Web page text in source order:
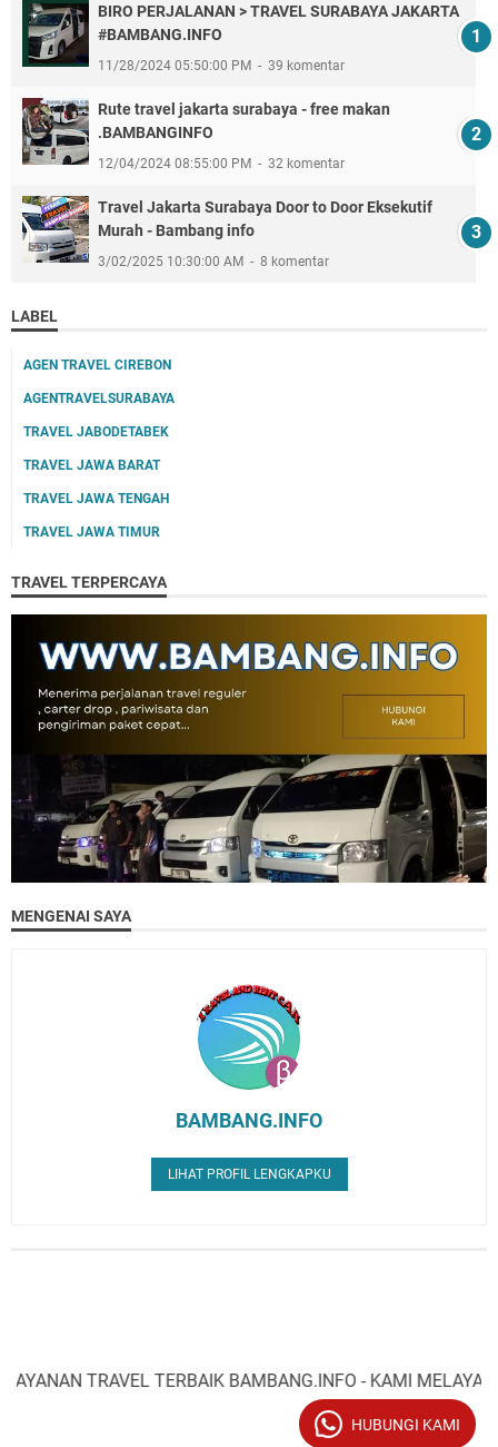
BIRO PERJALANAN > TRAVEL SURABAYA JAKARTA
#BAMBANG.INFO
11/28/2024 05:50:00 PM 39 komentar
Rute travel jakarta surabaya - free makan
.BAMBANGINFO
12/04/2024 08:55:00 PM 32 komentar
Travel Jakarta Surabaya Door to Door Eksekutif
Murah - Bambang info
3/02/2025 10:30:00 AM 8 komentar
LABEL
AGEN TRAVEL CIREBON
AGENTRAVELSURABAYA
TRAVEL JABODETABEK
TRAVEL JAWA BARAT
TRAVEL JAWA TENGAH
TRAVEL JAWA TIMUR
TRAVEL TERPERCAYA
MENGENAI SAYA
BAMBANG.INFO
LIHAT PROFIL LENGKAPKU
TRAVEL TERBAIK BAMBANG.INFO - KAMI MELAYANI -
HUBUNGI KAMI